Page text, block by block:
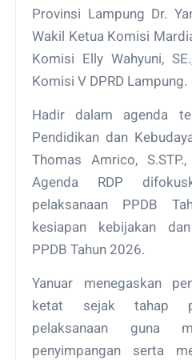
Provinsi Lampung Dr.
Wakil Ketua Komisi
Komisi Elly Wahyuni,
Komisi V DPRD Lampung.
Hadir dalam agenda
Pendidikan dan
Thomas Amrico,
Agenda RDP
pelaksanaan PPDB
kesiapan kebijakan
PPDB Tahun 2026.
Yanuar menegaskan
ketat sejak tahap
pelaksanaan guna
penyimpangan serta